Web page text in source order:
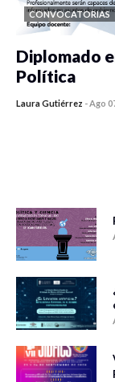
CONVOCATORIAS
Diplomado
Política
Laura Gutiérrez -Ago